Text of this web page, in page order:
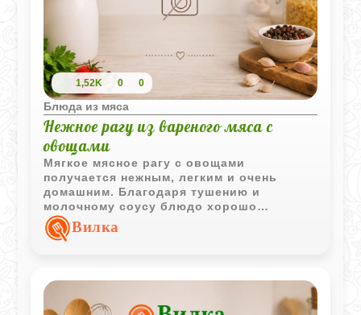
1,52K 0 0
Блюда из мяса
Нежное рагу из вареного мяса с
овощами
Мягкое мясное рагу с овощами
получается нежным, легким и очень
домашним. Благодаря тушению и
молочному соусу блюдо хорошо
подходит для детского меню и радует
спокойным насыщенным вкусом.
Вилка